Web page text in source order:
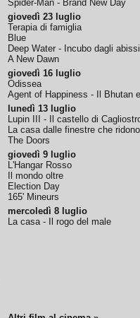
Spider-Man - Brand New Day
giovedì 23 luglio
Terapia di famiglia
Blue
Deep Water - Incubo dagli abissi
A New Dawn
giovedì 16 luglio
Odissea
Agent of Happiness - Il Bhutan
lunedì 13 luglio
Lupin III - Il castello di
La casa dalle finestre che ridono
The Doors
giovedì 9 luglio
L'Hangar Rosso
Il mondo oltre
Election Day
165' Mineurs
mercoledì 8 luglio
La casa - Il rogo del male